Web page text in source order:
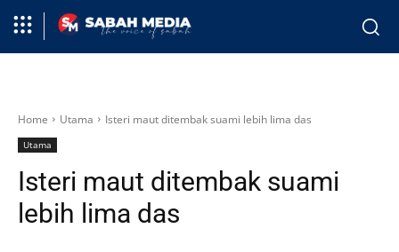
Home Utama Isteri maut ditembak suami lebih lima das
Utama
Isteri maut ditembak suami
lebih lima das